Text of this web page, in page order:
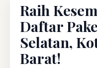
Raih
Daftar
Selatan,
Barat!